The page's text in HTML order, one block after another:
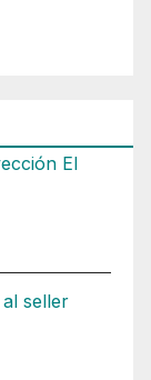
El
seller